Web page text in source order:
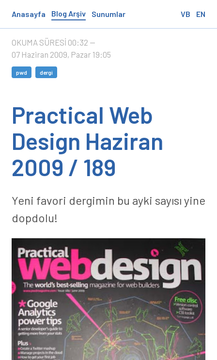
Anasayfa Blog Arşiv Sunumlar VB EN
OKUMA SÜRESİ 00:32 —
07 Haziran 2009, Pazar 19:05
pwd dergi
Practical Web
Design Haziran
2009 / 189
Yeni favori dergimin bu ayki sayısı yine
dopdolu!